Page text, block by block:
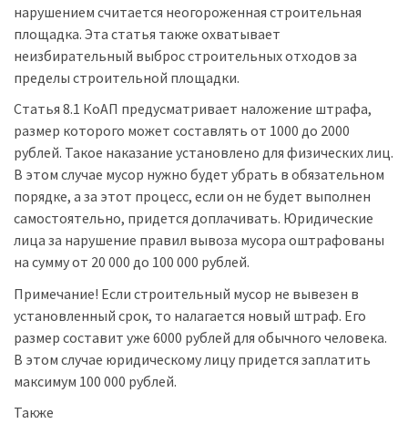
нарушением считается неогороженная строительная
площадка. Эта статья также охватывает
неизбирательный выброс строительных отходов за
пределы строительной площадки.
Статья 8.1 КоАП предусматривает наложение штрафа,
размер которого может составлять от 1000 до 2000
рублей. Такое наказание установлено для физических лиц.
В этом случае мусор нужно будет убрать в обязательном
порядке, а за этот процесс, если он не будет выполнен
самостоятельно, придется доплачивать. Юридические
лица за нарушение правил вывоза мусора оштрафованы
на сумму от 20 000 до 100 000 рублей.
Примечание! Если строительный мусор не вывезен в
установленный срок, то налагается новый штраф. Его
размер составит уже 6000 рублей для обычного человека.
В этом случае юридическому лицу придется заплатить
максимум 100 000 рублей.
Также